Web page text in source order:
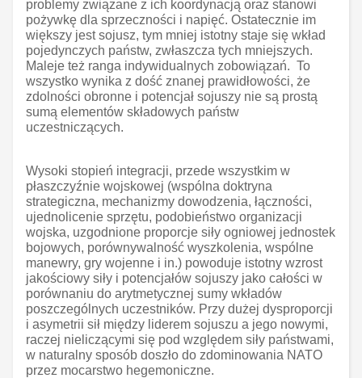
problemy związane z ich koordynacją oraz stanowi
pożywkę dla sprzeczności i napięć. Ostatecznie im
większy jest sojusz, tym mniej istotny staje się wkład
pojedynczych państw, zwłaszcza tych mniejszych.
Maleje też ranga indywidualnych zobowiązań. To
wszystko wynika z dość znanej prawidłowości, że
zdolności obronne i potencjał sojuszy nie są prostą
sumą elementów składowych państw
uczestniczących.
Wysoki stopień integracji, przede wszystkim w
płaszczyźnie wojskowej (wspólna doktryna
strategiczna, mechanizmy dowodzenia, łączności,
ujednolicenie sprzętu, podobieństwo organizacji
wojska, uzgodnione proporcje siły ogniowej jednostek
bojowych, porównywalność wyszkolenia, wspólne
manewry, gry wojenne i in.) powoduje istotny wzrost
jakościowy siły i potencjałów sojuszy jako całości w
porównaniu do arytmetycznej sumy wkładów
poszczególnych uczestników. Przy dużej dysproporcji
i asymetrii sił między liderem sojuszu a jego nowymi,
raczej nieliczącymi się pod względem siły państwami,
w naturalny sposób doszło do zdominowania NATO
przez mocarstwo hegemoniczne.